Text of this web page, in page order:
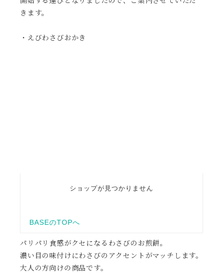
きます。
・えびわさびおかき
パリパリ食感がクセになるわさびのお煎餅。
濃い目の味付けにわさびのアクセントがマッチします。
大人の方向けの商品です。